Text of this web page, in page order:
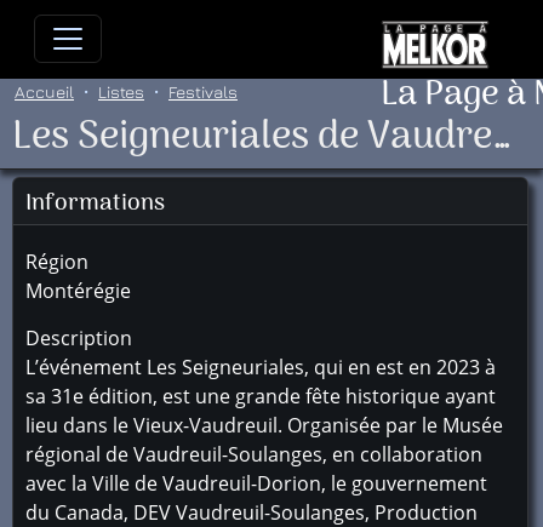
Allez directement au contenu
La Page
Accueil Listes Festivals
Les Seigneuriales de Vaudreuil-Dorion
Informations
Région
Montérégie
Description
L’événement Les Seigneuriales, qui en est en 2023 à
sa 31e édition, est une grande fête historique ayant
lieu dans le Vieux-Vaudreuil. Organisée par le Musée
régional de Vaudreuil-Soulanges, en collaboration
avec la Ville de Vaudreuil-Dorion, le gouvernement
du Canada, DEV Vaudreuil-Soulanges, Production